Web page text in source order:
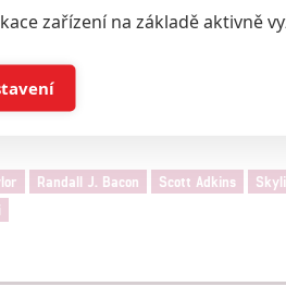
Randall J. Bacon Scott Adkins
zařízení na základě aktivně
a/nebo přístup k informacím v
obsah, měření obsahu,
s účely a funkcemi zde